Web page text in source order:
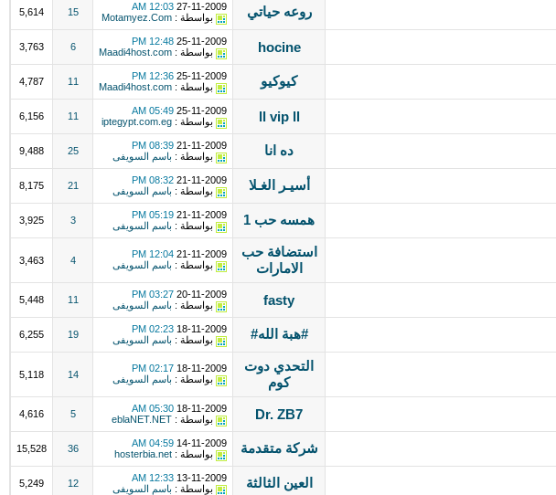
روعه حياتي 27-11-2009
12:03 AM
بواسطة : Motamyez.Com
15
5,614
hocine
25-11-2009
12:48 PM
بواسطة : Maadi4host.com
6
3,763
كيوكيو 25-11-2009
12:36 PM
بواسطة : Maadi4host.com
11
4,787
ll vip ll
25-11-2009
05:49 AM
بواسطة : iptegypt.com.eg
11
6,156
ده انا 21-11-2009
08:39 PM
بواسطة : باسم السويفى 25
9,488
أسيـر الغـلا 21-11-2009
08:32 PM
بواسطة : باسم السويفى 21
8,175
همسه حب 1 21-11-2009
05:19 PM
بواسطة : باسم السويفى 3
3,925
استضافة حب
الامارات
21-11-2009
12:04 PM
بواسطة : باسم السويفى 4
3,463
fasty
20-11-2009
03:27 PM
بواسطة : باسم السويفى 11
5,448
#هبة الله# 18-11-2009
02:23 PM
بواسطة : باسم السويفى 19
6,255
التحدي دوت
كوم
18-11-2009
02:17 PM
بواسطة : باسم السويفى 14
5,118
Dr. ZB7
18-11-2009
05:30 AM
بواسطة : eblaNET.NET
5
4,616
شركة متقدمة 14-11-2009
04:59 AM
بواسطة : hosterbia.net
36
15,528
العين الثالثة 13-11-2009
12:33 AM
بواسطة : باسم السويفى 12
5,249